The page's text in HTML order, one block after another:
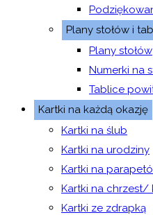
Plany stołów i
Plany stołów
Numerki na
Tablice
Kartki na każdą okazję
Kartki na ślub
Kartki na urodziny
Kartki na
Kartki na chrzest/
Kartki ze zdrapką